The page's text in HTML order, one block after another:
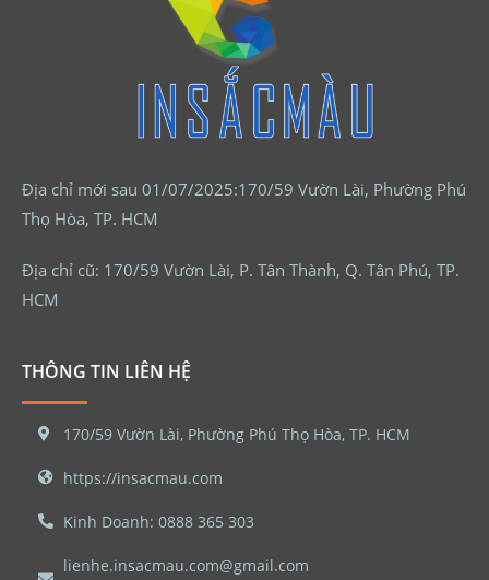
Địa chỉ mới sau 01/07/2025:170/59 Vườn Lài, Phường Phú
Thọ Hòa, TP. HCM
Địa chỉ cũ: 170/59 Vườn Lài, P. Tân Thành, Q. Tân Phú, TP.
HCM
THÔNG TIN LIÊN HỆ
170/59 Vườn Lài, Phường Phú Thọ Hòa, TP. HCM
https://insacmau.com
Kinh Doanh: 0888 365 303
lienhe.insacmau.com@gmail.com